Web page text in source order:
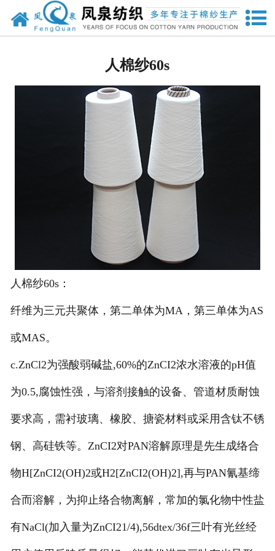
网站首页
竹纤维纱
其他纱线
其他针织面料
强捻纱
天丝
莫代尔
人棉纱60s
人棉纱60s：
纤维为三元共聚体，第二单体为MA，第三单体为AS
或MAS。
c.ZnCl2为强酸弱碱盐,60%的ZnCI2浓水溶液的pH值
为0.5,腐蚀性强，与溶剂接触的设备、管道材质耐蚀
要求高，需衬玻璃、橡胶、搪瓷材料或采用含钛不锈
钢、高硅铁等。ZnCI2对PAN溶解原理是先生成络合
物H[ZnCI2(OH)2或H2[ZnCI2(OH)2],再与PAN氰基缔
合而溶解，为抑止络合物离解，常加的氯化物中性盐
有NaCl(加入量为ZnCI21/4),56dtex/36f三叶有光丝经